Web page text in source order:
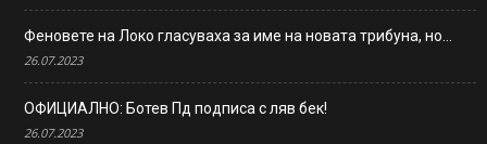
Феновете на Локо гласуваха за име на новата трибуна, но…
26.07.2023
ОФИЦИАЛНО: Ботев Пд подписа с ляв бек!
26.07.2023